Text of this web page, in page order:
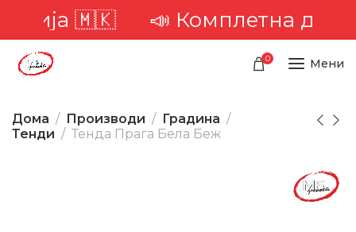
🇲🇰📣 Комплетна
0 Мени
Дома Производи
Градина
Тенди
Тенда Прага Бела Беж